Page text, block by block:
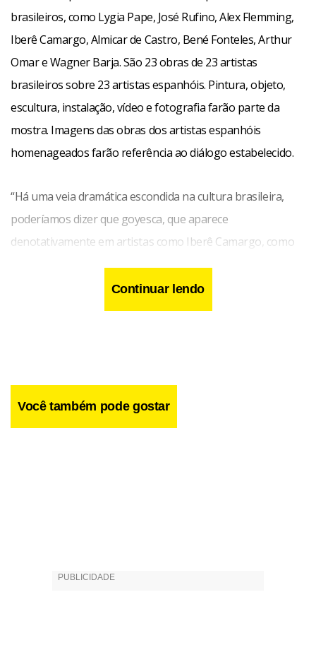
brasileiros, como Lygia Pape, José Rufino, Alex Flemming,
Iberê Camargo, Almicar de Castro, Bené Fonteles, Arthur
Omar e Wagner Barja. São 23 obras de 23 artistas
brasileiros sobre 23 artistas espanhóis. Pintura, objeto,
escultura, instalação, vídeo e fotografia farão parte da
mostra. Imagens das obras dos artistas espanhóis
homenageados farão referência ao diálogo estabelecido.
“Há uma veia dramática escondida na cultura brasileira,
poderíamos dizer que goyesca, que aparece
denotativamente em artistas como Iberê Camargo, como
também em Miguel Rio Branco ou Artur Barrio. Ao mesmo
tempo, a pintura em trânsito de Anna Bella Geiger tem
comunicação com a pintura-processo de Luis Gordillo”, diz
Continuar lendo
Você também pode gostar